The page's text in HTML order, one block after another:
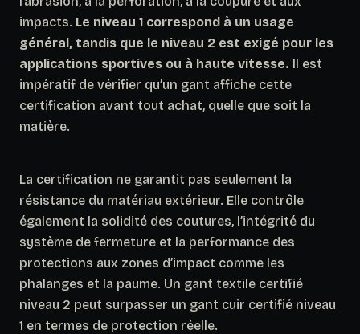
impacts. Le niveau 1 correspond à un usage
général, tandis que le niveau 2 est exigé pour les
applications sportives ou à haute vitesse. Il est
impératif de vérifier qu’un gant affiche cette
certification avant tout achat, quelle que soit la
matière.
La certification ne garantit pas seulement la
résistance du matériau extérieur. Elle contrôle
également la solidité des coutures, l’intégrité du
système de fermeture et la performance des
protections aux zones d’impact comme les
phalanges et la paume. Un gant textile certifié
niveau 2 peut surpasser un gant cuir certifié niveau
1 en termes de protection réelle.